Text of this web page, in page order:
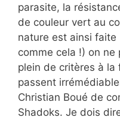
parasite, la
de couleur vert au
nature est ainsi
comme cela !) on
plein de critères à la
passent
Christian Boué de
Shadoks. Je dois